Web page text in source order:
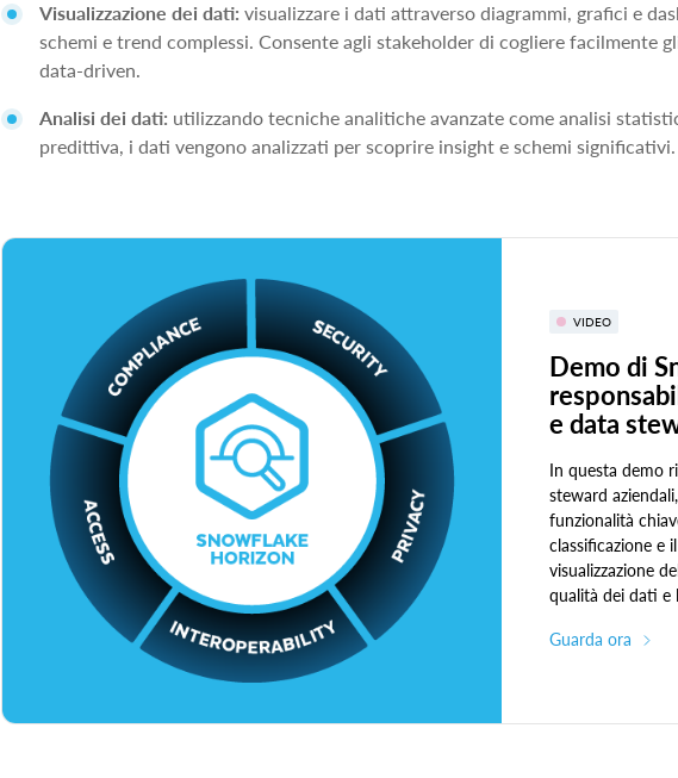
Visualizzazione dei dati: visualizzare i dati attraverso diagrammi, grafici e
schemi e trend complessi. Consente agli stakeholder di cogliere facilmente
data‑driven.
Analisi dei dati: utilizzando tecniche analitiche avanzate come analisi
predittiva, i dati vengono analizzati per scoprire insight e schemi significativi.
VIDEO
Demo di
e data
In questa demo
steward
funzionalità
classificazione e
visualizzazione
qualità dei dati e
Guarda ora